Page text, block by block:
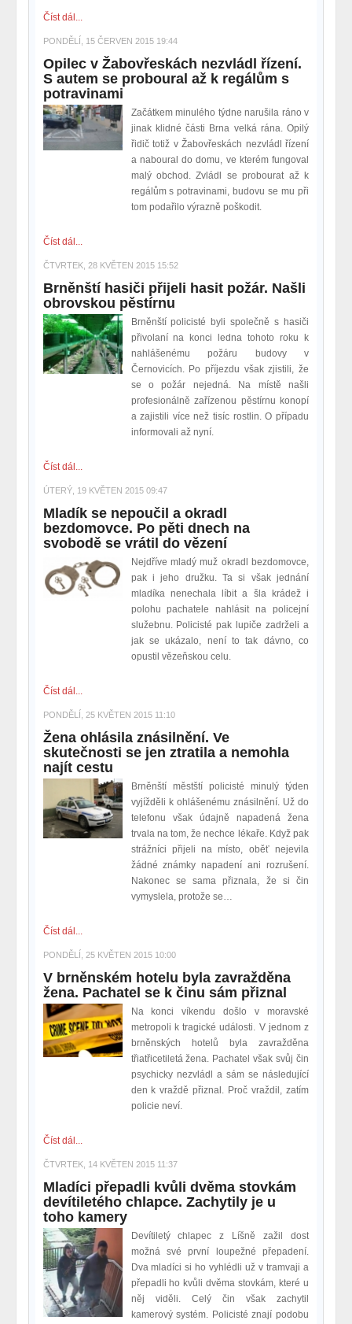
Číst dál...
PONDĚLÍ, 15 ČERVEN 2015 19:44
Opilec v Žabovřeskách nezvládl řízení.
S autem se proboural až k regálům s
potravinami
Začátkem minulého týdne narušila ráno v
jinak klidné části Brna velká rána. Opilý
řidič totiž v Žabovřeskách nezvládl řízení
a naboural do domu, ve kterém fungoval
malý obchod. Zvládl se probourat až k
regálům s potravinami, budovu se mu při
tom podařilo výrazně poškodit.
Číst dál...
ČTVRTEK, 28 KVĚTEN 2015 15:52
Brněnští hasiči přijeli hasit požár. Našli
obrovskou pěstírnu
Brněnští policisté byli společně s hasiči
přivolaní na konci ledna tohoto roku k
nahlášenému požáru budovy v
Černovicích. Po příjezdu však zjistili, že
se o požár nejedná. Na místě našli
profesionálně zařízenou pěstírnu konopí
a zajistili více než tisíc rostlin. O případu
informovali až nyní.
Číst dál...
ÚTERÝ, 19 KVĚTEN 2015 09:47
Mladík se nepoučil a okradl
bezdomovce. Po pěti dnech na
svobodě se vrátil do vězení
Nejdříve mladý muž okradl bezdomovce,
pak i jeho družku. Ta si však jednání
mladíka nenechala líbit a šla krádež i
polohu pachatele nahlásit na policejní
služebnu. Policisté pak lupiče zadrželi a
jak se ukázalo, není to tak dávno, co
opustil vězeňskou celu.
Číst dál...
PONDĚLÍ, 25 KVĚTEN 2015 11:10
Žena ohlásila znásilnění. Ve
skutečnosti se jen ztratila a nemohla
najít cestu
Brněnští městští policisté minulý týden
vyjížděli k ohlášenému znásilnění. Už do
telefonu však údajně napadená žena
trvala na tom, že nechce lékaře. Když pak
strážníci přijeli na místo, oběť nejevila
žádné známky napadení ani rozrušení.
Nakonec se sama přiznala, že si čin
vymyslela, protože se…
Číst dál...
PONDĚLÍ, 25 KVĚTEN 2015 10:00
V brněnském hotelu byla zavražděna
žena. Pachatel se k činu sám přiznal
Na konci víkendu došlo v moravské
metropoli k tragické události. V jednom z
brněnských hotelů byla zavražděna
třiatřicetiletá žena. Pachatel však svůj čin
psychicky nezvládl a sám se následující
den k vraždě přiznal. Proč vraždil, zatím
policie neví.
Číst dál...
ČTVRTEK, 14 KVĚTEN 2015 11:37
Mladíci přepadli kvůli dvěma stovkám
devítiletého chlapce. Zachytily je u
toho kamery
Devítiletý chlapec z Líšně zažil dost
možná své první loupežné přepadení.
Dva mladíci si ho vyhlédli už v tramvaji a
přepadli ho kvůli dvěma stovkám, které u
něj viděli. Celý čin však zachytil
kamerový systém. Policisté znají podobu